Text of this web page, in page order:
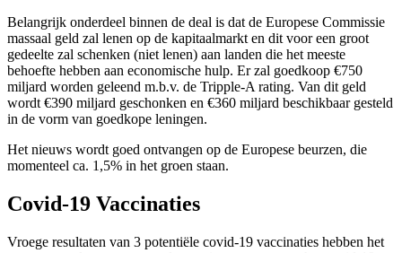
Belangrijk onderdeel binnen de deal is dat de Europese Commissie
massaal geld zal lenen op de kapitaalmarkt en dit voor een groot
gedeelte zal schenken (niet lenen) aan landen die het meeste
behoefte hebben aan economische hulp. Er zal goedkoop €750
miljard worden geleend m.b.v. de Tripple-A rating. Van dit geld
wordt €390 miljard geschonken en €360 miljard beschikbaar gesteld
in de vorm van goedkope leningen.
Het nieuws wordt goed ontvangen op de Europese beurzen, die
momenteel ca. 1,5% in het groen staan.
Covid-19 Vaccinaties
Vroege resultaten van 3 potentiële covid-19 vaccinaties hebben het